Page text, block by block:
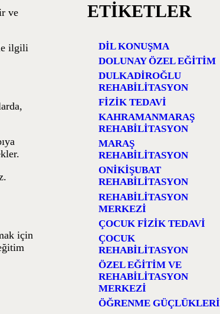
ve
ilgili
için
ETIKETLER
DIL KONUŞMA
DOLUNAY ÖZEL EĞITIM
DULKADIROĞLU
REHABILITASYON
FIZIK TEDAVI
KAHRAMANMARAŞ
REHABILITASYON
MARAŞ
REHABILITASYON
ONIKIŞUBAT
REHABILITASYON
REHABILITASYON
MERKEZI
ÇOCUK FIZIK TEDAVI
ÇOCUK
REHABILITASYON
ÖZEL EĞITIM VE
REHABILITASYON
MERKEZI
ÖĞRENME GÜÇLÜKLERI